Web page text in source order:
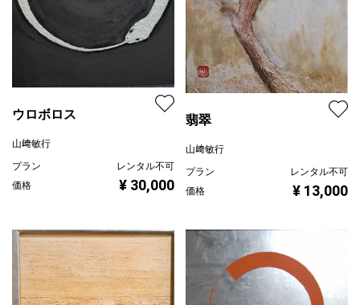
ウロボロス
山﨑敏行
プラン
レンタル不可
価格
¥ 30,000
翡翠
山﨑敏行
プラン
レンタル不可
価格
¥ 13,000